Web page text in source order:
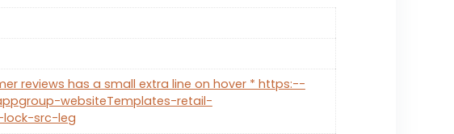
reviews has a small extra line on hover * https:--
websiteTemplates-retail-
lock-src-leg